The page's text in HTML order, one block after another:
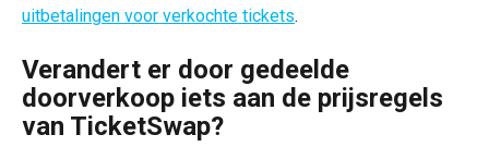
uitbetalingen voor verkochte tickets.
Verandert er door gedeelde
doorverkoop iets aan de prijsregels
van TicketSwap?